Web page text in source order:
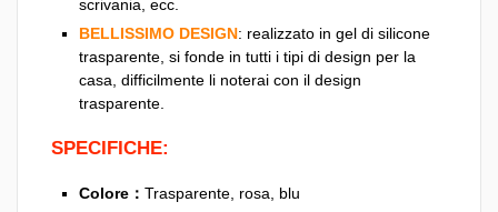
scrivania, ecc.
BELLISSIMO DESIGN: realizzato in gel di silicone
trasparente, si fonde in tutti i tipi di design per la
casa, difficilmente li noterai con il design
trasparente.
SPECIFICHE:
Colore ： Trasparente, rosa, blu